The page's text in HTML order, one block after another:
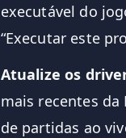
executável do
“Executar este
Atualize os
mais recentes da
de partidas ao